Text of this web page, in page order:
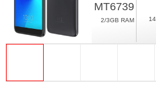
MT6739
2/3GB RAM